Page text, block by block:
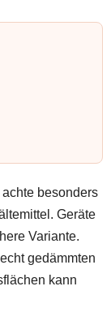
besonders
Geräte
Variante.
gedämmten
kann